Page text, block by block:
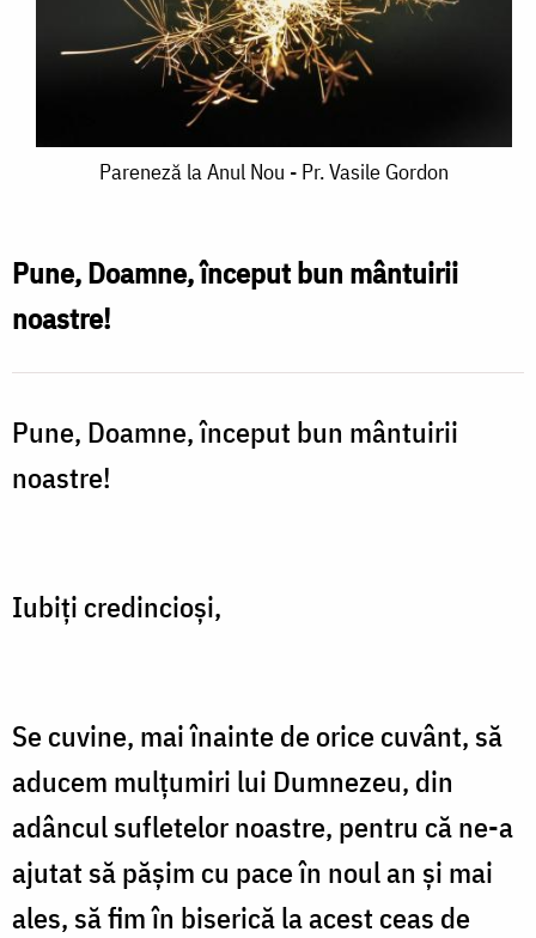
Pareneză
Nou
-
Pr.
Vasile
Gordon
Pareneză la Anul Nou - Pr. Vasile Gordon
Pune, Doamne, început bun mântuirii
noastre!
Pune, Doamne, început bun mântuirii
noastre!
Iubiţi credincioşi,
Se cuvine, mai înainte de orice cuvânt, să
aducem mulţumiri lui Dumnezeu, din
adâncul sufletelor noastre, pentru că ne-a
ajutat să păşim cu pace în noul an şi mai
ales, să fim în biserică la acest ceas de